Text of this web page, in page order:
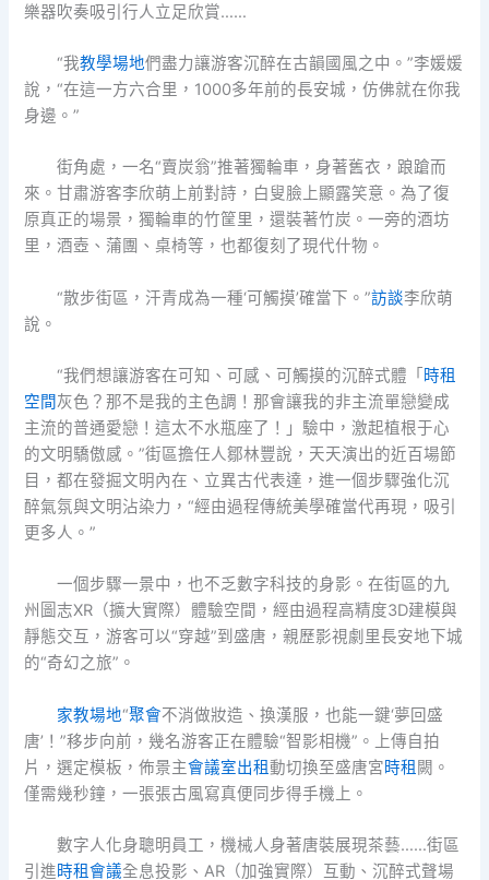
樂器吹奏吸引行人立足欣賞……
“我教學場地們盡力讓游客沉醉在古韻國風之中。”李媛媛
說，“在這一方六合里，1000多年前的長安城，仿佛就在你我
身邊。”
街角處，一名“賣炭翁”推著獨輪車，身著舊衣，踉蹌而
來。甘肅游客李欣萌上前對詩，白叟臉上顯露笑意。為了復
原真正的場景，獨輪車的竹筐里，還裝著竹炭。一旁的酒坊
里，酒壺、蒲團、桌椅等，也都復刻了現代什物。
“散步街區，汗青成為一種‘可觸摸’確當下。”訪談李欣萌
說。
“我們想讓游客在可知、可感、可觸摸的沉醉式體「 時租
空間灰色？那不是我的主色調！那會讓我的非主流單戀變成
主流的普通愛戀！這太不水瓶座了！」驗中，激起植根于心
的文明驕傲感。”街區擔任人鄒林豐說，天天演出的近百場節
目，都在發掘文明內在、立異古代表達，進一個步驟強化沉
醉氣氛與文明沾染力，“經由過程傳統美學確當代再現，吸引
更多人。”
一個步驟一景中，也不乏數字科技的身影。在街區的九
州圖志XR（擴大實際）體驗空間，經由過程高精度3D建模與
靜態交互，游客可以“穿越”到盛唐，親歷影視劇里長安地下城
的“奇幻之旅”。
家教場地“聚會不消做妝造、換漢服，也能一鍵‘夢回盛
唐’！”移步向前，幾名游客正在體驗“智影相機”。上傳自拍
片，選定模板，佈景主會議室出租動切換至盛唐宮時租 闕。
僅需幾秒鐘，一張張古風寫真便同步得手機上。
數字人化身聰明員工，機械人身著唐裝展現茶藝……街區
引進時租會議全息投影、AR（加強實際）互動、沉醉式聲場